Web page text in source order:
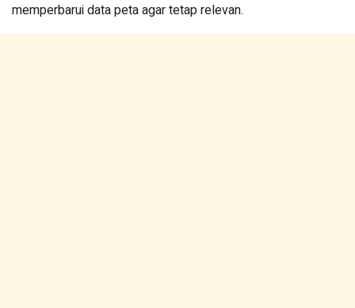
memperbarui data peta agar tetap relevan.